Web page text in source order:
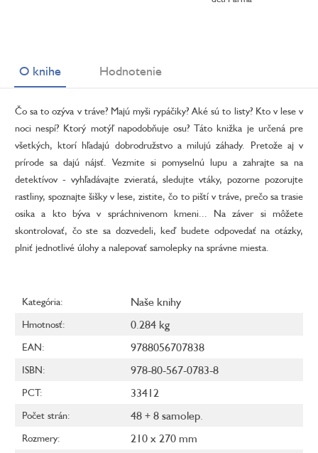
O knihe Hodnotenie
Čo sa to ozýva v tráve? Majú myši rypáčiky? Aké sú to listy? Kto v lese v
noci nespí? Ktorý motýľ napodobňuje osu? Táto knižka je určená pre
všetkých, ktorí hľadajú dobrodružstvo a milujú záhady. Pretože aj v
prírode sa dajú nájsť. Vezmite si pomyselnú lupu a zahrajte sa na
detektívov - vyhľadávajte zvieratá, sledujte vtáky, pozorne pozorujte
rastliny, spoznajte šišky v lese, zistite, čo to piští v tráve, prečo sa trasie
osika a kto býva v spráchnivenom kmeni... Na záver si môžete
skontrolovať, čo ste sa dozvedeli, keď budete odpovedať na otázky,
plniť jednotlivé úlohy a nalepovať samolepky na správne miesta.
Kategória: Naše knihy
Hmotnosť: 0.284 kg
EAN: 9788056707838
ISBN: 978-80-567-0783-8
PCT: 33412
Počet strán: 48 + 8 samolep.
Rozmery: 210 x 270 mm